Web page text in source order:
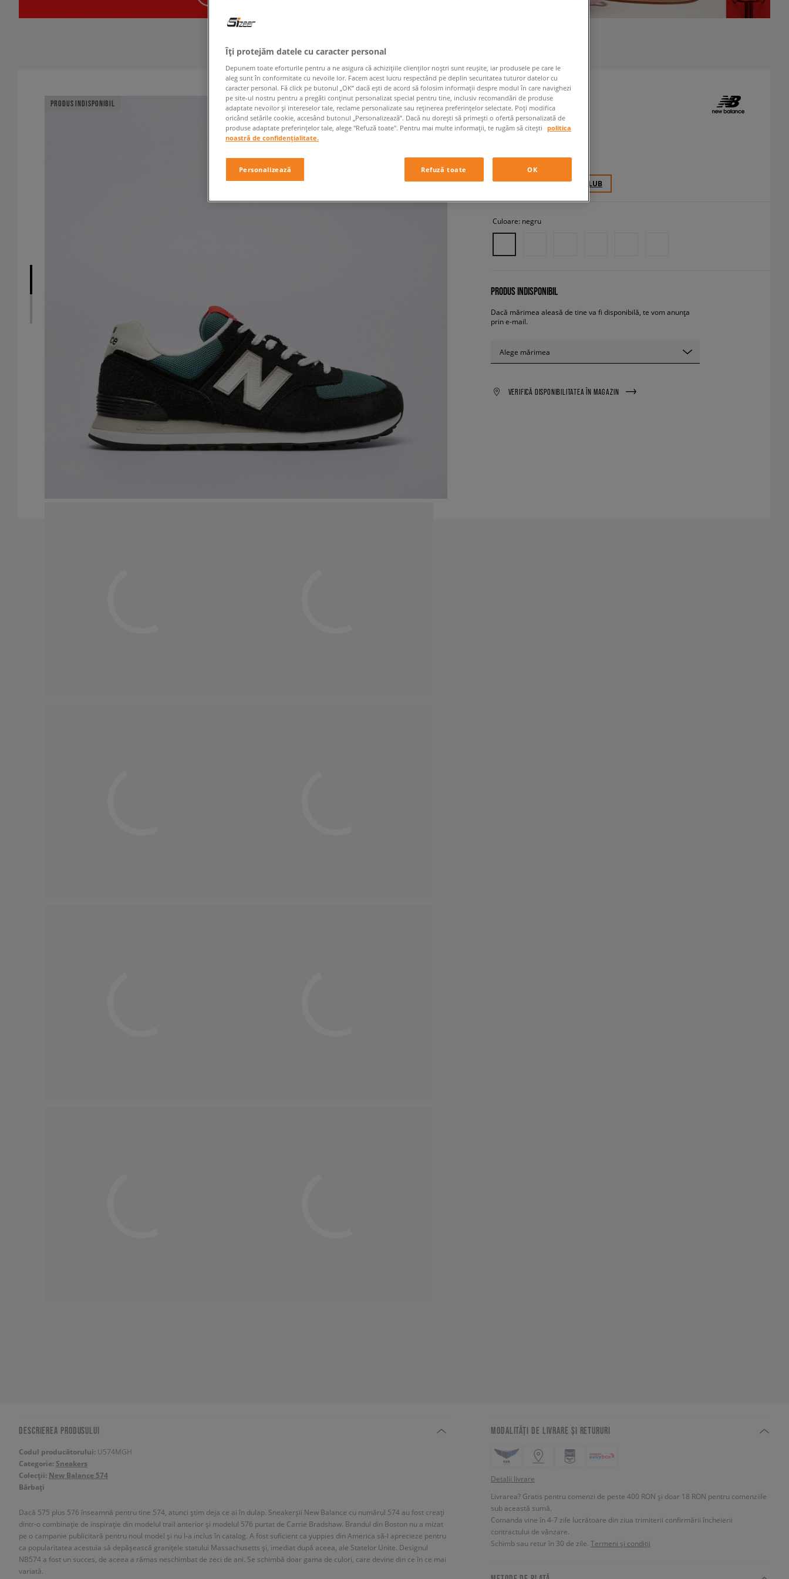
PRODUS INDISPONIBIL NEW BALANCE 574
bărbați, sneakers
369,99 RON cu TVA
+ 370 PCT. CUSIZEERCLUB
Culoare: negru
PRODUS INDISPONIBIL
Dacă mărimea aleasă de tine va fi disponibilă, te vom anunța
prin e-mail.
Alege mărimea
VERIFICĂ DISPONIBILITATEA ÎN MAGAZIN
DESCRIEREA PRODUSULUI
Codul producătorului: U574MGH
Categorie: Sneakers
Colecții: New Balance 574
Bărbați
Dacă 575 plus 576 înseamnă pentru tine 574, atunci știm deja ce ai în dulap. Sneakerșii New Balance cu numărul 574 au fost creați
dintr-o combinație de inspirație din modelul trail anterior și modelul 576 purtat de Carrie Bradshaw. Brandul din Boston nu a mizat
pe o campanie publicitară pentru noul model și nu l-a inclus în catalog. A fost suficient ca yuppies din America să-l aprecieze pentru
ca popularitatea acestuia să depășească granițele statului Massachusetts și, imediat după aceea, ale Statelor Unite. Designul
NB574 a fost un succes, de aceea a rămas neschimbat de zeci de ani. Se schimbă doar gama de culori, care devine din ce în ce mai
variată.
MODALITĂȚI DE LIVRARE ȘI RETURURI
Detalii livrare
Livrarea? Gratis pentru comenzi de peste 400 RON și doar 18 RON pentru comenziile
sub această sumă.
Comanda vine în 4-7 zile lucrătoare din ziua trimiterii confirmării încheierii
contractului de vânzare.
Schimb sau retur în 30 de zile. Termeni și condiții
Îți protejăm datele cu caracter personal
Depunem toate eforturile pentru a ne asigura că achizițiile clienților noștri sunt reușite, iar produsele pe care le
aleg sunt în conformitate cu nevoile lor. Facem acest lucru respectând pe deplin securitatea tuturor datelor cu
caracter personal. Fă click pe butonul „OK” dacă ești de acord să folosim informații despre modul în care navighezi
pe site-ul nostru pentru a pregăti conținut personalizat special pentru tine, inclusiv recomandări de produse
adaptate nevoilor și intereselor tale, reclame personalizate sau reținerea preferințelor selectate. Poți modifica
oricând setările cookie, accesând butonul „Personalizează”. Dacă nu dorești să primești o ofertă personalizată de
produse adaptate preferințelor tale, alege "Refuză toate". Pentru mai multe informații, te rugăm să citești politica
noastră de confidențialitate.
Personalizează Refuză toate OK